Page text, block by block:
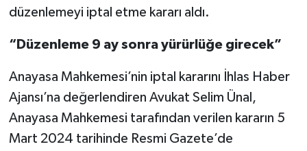
düzenlemeyi iptal etme kararı aldı.
“Düzenleme 9 ay sonra yürürlüğe girecek”
Anayasa Mahkemesi’nin iptal kararını İhlas Haber
Ajansı’na değerlendiren Avukat Selim Ünal,
Anayasa Mahkemesi tarafından verilen kararın 5
Mart 2024 tarihinde Resmi Gazete’de